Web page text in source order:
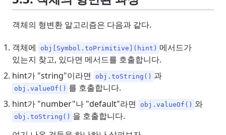
객체의 형변환 알고리즘은 다음과 같다.
객체에 obj[Symbol.toPrimitive](hint) 메서드가
있는지 찾고, 있다면 메서드를 호출합니다.
hint가 "string"이라면
obj.toString() 과
obj.valueOf() 를 호출합니다.
hint가 "number"나 "default"라면
obj.valueOf() 와
obj.toString() 을 호출합니다.